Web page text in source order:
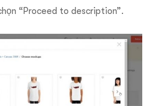
“Proceed to description”.